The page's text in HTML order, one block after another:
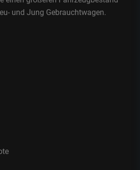
und Jung Gebrauchtwagen.